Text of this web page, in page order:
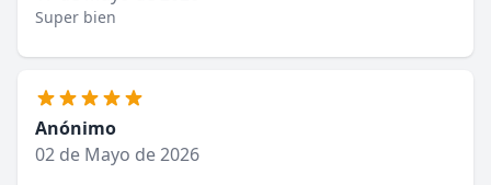
Super bien
Anónimo
02 de Mayo de 2026